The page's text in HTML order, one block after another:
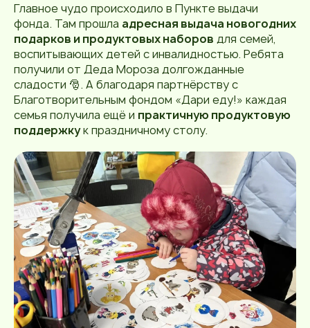
Главное чудо происходило в Пункте выдачи
фонда. Там прошла адресная выдача новогодних
подарков и продуктовых наборов для семей,
воспитывающих детей с инвалидностью. Ребята
получили от Деда Мороза долгожданные
сладости 🎅. А благодаря партнёрству с
Благотворительным фондом «Дари еду!» каждая
семья получила ещё и практичную продуктовую
поддержкук праздничному столу.